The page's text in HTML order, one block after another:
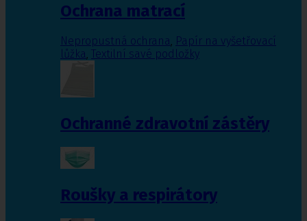
Ochrana matrací
Nepropustná ochrana, Papír na vyšetřovací
lůžka, Textilní savé podložky
Ochranné zdravotní zástěry
Roušky a respirátory